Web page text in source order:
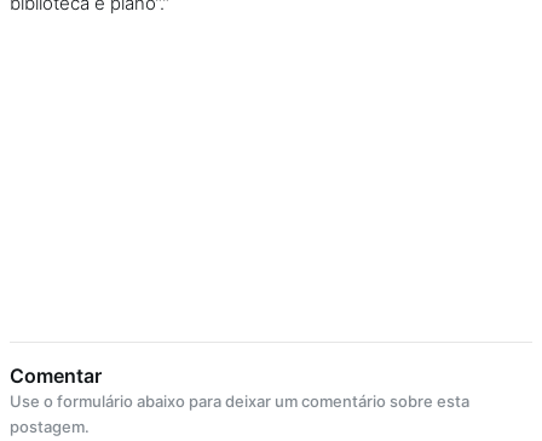
Comentar
Use o formulário abaixo para deixar um comentário sobre esta
postagem.